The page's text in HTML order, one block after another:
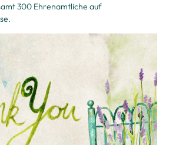
300 Ehrenamtliche auf